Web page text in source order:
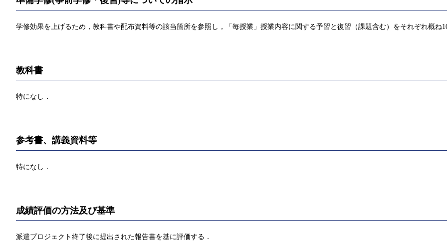
学修効果を上げるため，教科書や配布資料等の該当箇所を参照し，「毎授業」授業内容に関する予習と復習（課題含む）をそれぞれ概ね
教科書
特になし．
参考書、講義資料等
特になし．
成績評価の方法及び基準
派遣プロジェクト終了後に提出された報告書を基に評価する．